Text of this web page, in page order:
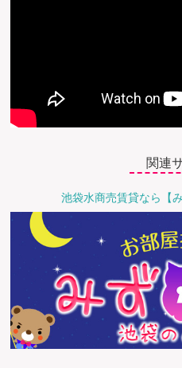
関連
池袋水商売賃貸なら【